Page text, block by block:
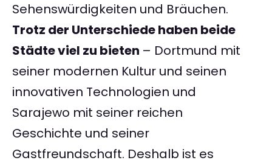
Sehenswürdigkeiten und Bräuchen.
Trotz der Unterschiede haben beide
Städte viel zu bieten – Dortmund mit
seiner modernen Kultur und seinen
innovativen Technologien und
Sarajewo mit seiner reichen
Geschichte und seiner
Gastfreundschaft. Deshalb ist es